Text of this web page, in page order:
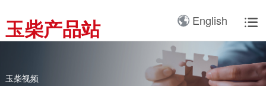
玉柴产品站 
English
产品与解决方案
卡车动力
工业动力
产品3D展厅
全球服务支持
服务理念
全球服务网络
海外服务网络
服务理念
服务政策
我们的公司
研发实力
玉柴视频